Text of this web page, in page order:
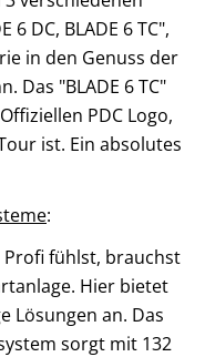
6 DC, BLADE 6 TC",
in den Genuss der
Das "BLADE 6 TC"
PDC Logo,
ist. Ein absolutes
:
fühlst, brauchst
Hier bietet
Lösungen an. Das
sorgt mit 132